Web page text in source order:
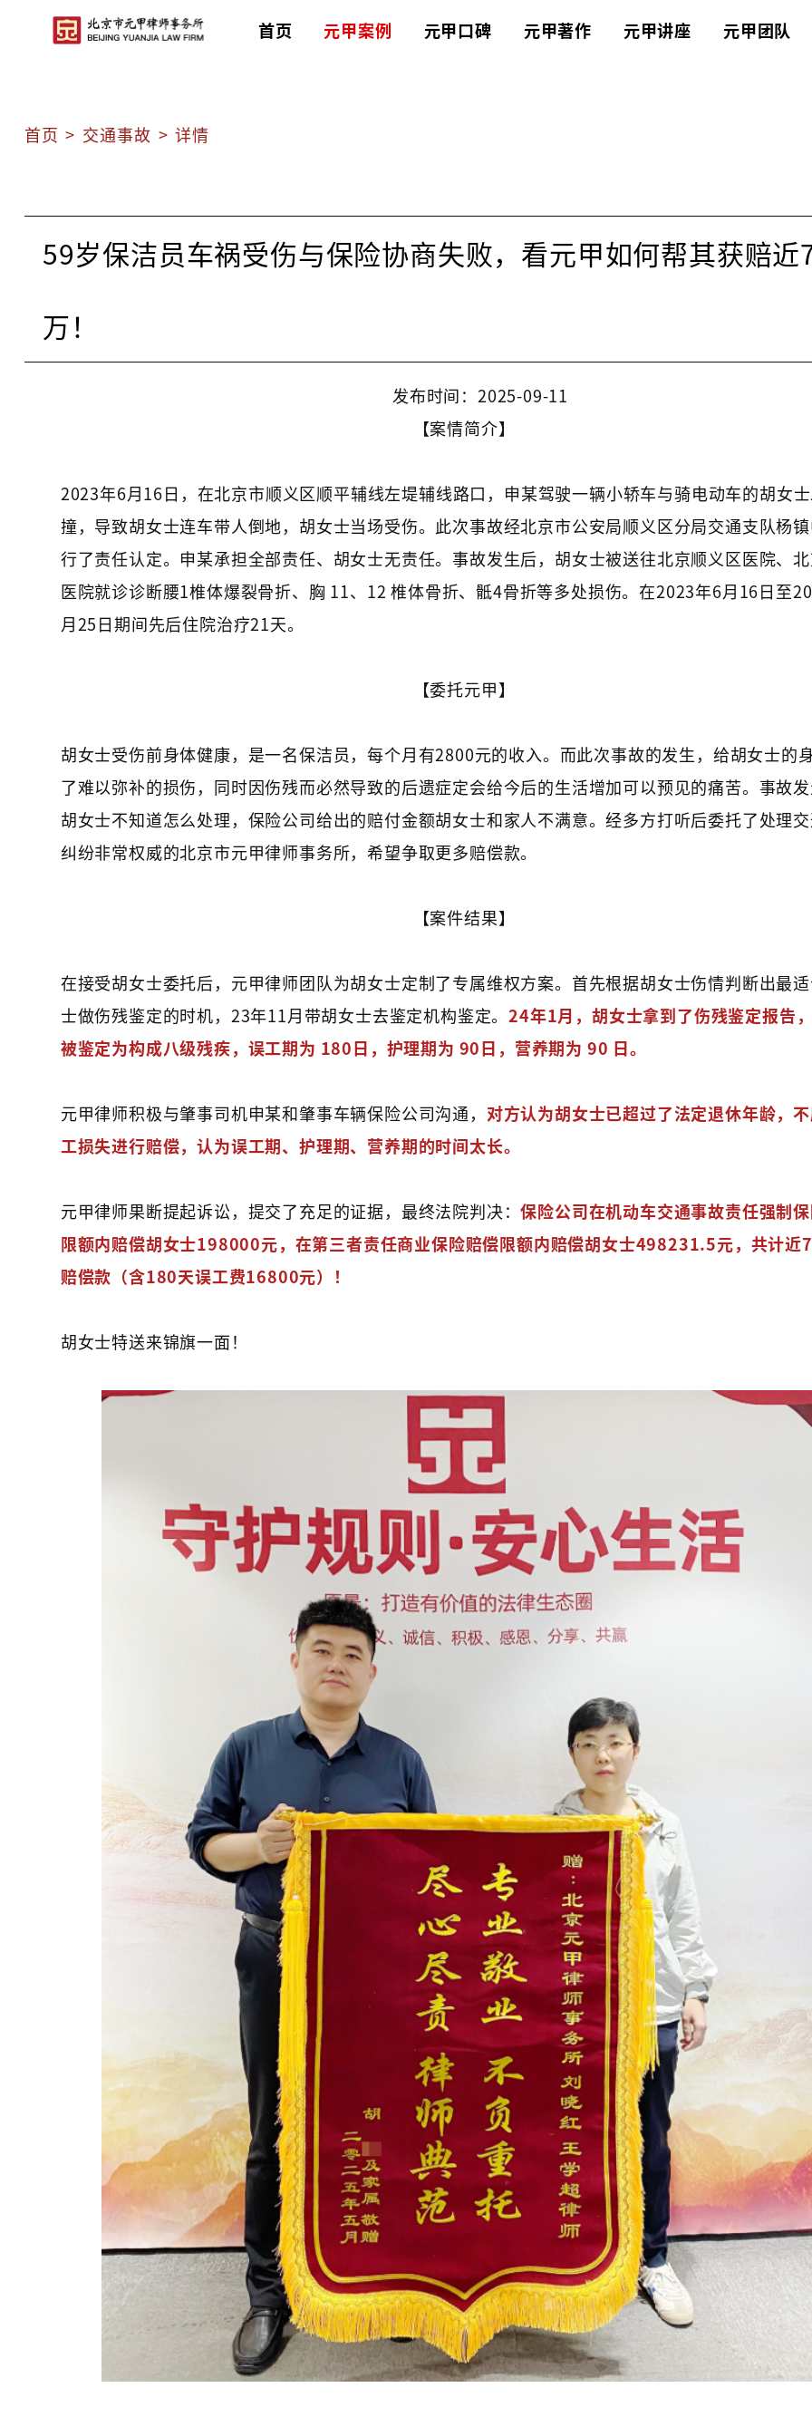
首页 元甲案例 元甲口碑 元甲著作 元甲讲座 元甲团队
首页 > 交通事故 > 详情
59岁保洁员车祸受伤与保险协商失败，看元甲如何帮其获赔近
万！
发布时间：2025-09-11
【案情简介】
2023年6月16日，在北京市顺义区顺平辅线左堤辅线路口，申某驾驶一辆小轿车与骑电动车的胡女
撞，导致胡女士连车带人倒地，胡女士当场受伤。此次事故经北京市公安局顺义区分局交通支队杨
行了责任认定。申某承担全部责任、胡女士无责任。事故发生后，胡女士被送往北京顺义区医院、
医院就诊诊断腰1椎体爆裂骨折、胸 11、12 椎体骨折、骶4骨折等多处损伤。在2023年6月16日至
月25日期间先后住院治疗21天。
【委托元甲】
胡女士受伤前身体健康，是一名保洁员，每个月有2800元的收入。而此次事故的发生，给胡女士的
了难以弥补的损伤，同时因伤残而必然导致的后遗症定会给今后的生活增加可以预见的痛苦。事故
胡女士不知道怎么处理，保险公司给出的赔付金额胡女士和家人不满意。经多方打听后委托了处理
纠纷非常权威的北京市元甲律师事务所，希望争取更多赔偿款。
【案件结果】
在接受胡女士委托后，元甲律师团队为胡女士定制了专属维权方案。首先根据胡女士伤情判断出最
士做伤残鉴定的时机，23年11月带胡女士去鉴定机构鉴定。24年1月，胡女士拿到了伤残鉴定报告
被鉴定为构成八级残疾，误工期为 180日，护理期为 90日，营养期为 90 日。
元甲律师积极与肇事司机申某和肇事车辆保险公司沟通， 对方认为胡女士已超过了法定退休年龄，
工损失进行赔偿，认为误工期、护理期、营养期的时间太长。
元甲律师果断提起诉讼，提交了充足的证据，最终法院判决：保险公司在机动车交通事故责任强制
限额内赔偿胡女士198000元，在第三者责任商业保险赔偿限额内赔偿胡女士498231.5元，共计近
赔偿款（含180天误工费16800元）！
胡女士特送来锦旗一面！